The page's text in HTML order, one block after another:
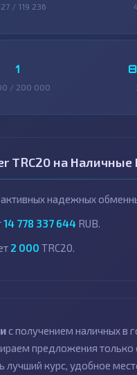
/ 119 236
1
/ 200 000
TRC20 на Наличные
активных надежных
14 778 337 644 RUB.
2 000 TRC20.
с получением наличных в
предложения только
курс, удобное